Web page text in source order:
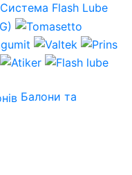
Система Flash Lube
Балони та